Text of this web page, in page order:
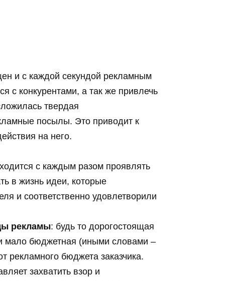
и с каждой секундой рекламным
с конкурентами, а так же привлечь
твердая
посылы. Это приводит к
на него.
с каждым разом проявлять
в жизнь идеи, которые
и соответственно удовлетворили
рекламы: будь то дорогостоящая
мало бюджетная (иными словами –
рекламного бюджета заказчика.
захватить взор и